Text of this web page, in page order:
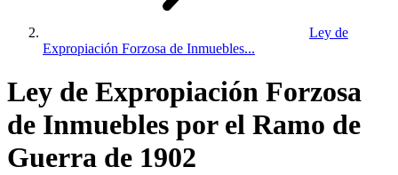
Ley de
Expropiación Forzosa de Inmuebles...
Ley de Expropiación Forzosa
de Inmuebles por el Ramo de
Guerra de 1902